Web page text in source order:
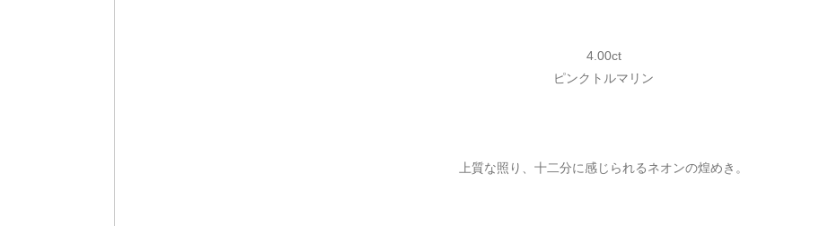
4.00ct
ピンクトルマリン
上質な照り、十二分に感じられるネオンの煌めき。